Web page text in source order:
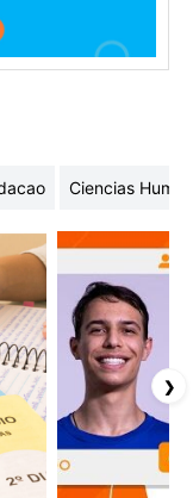
Ciencias
❯